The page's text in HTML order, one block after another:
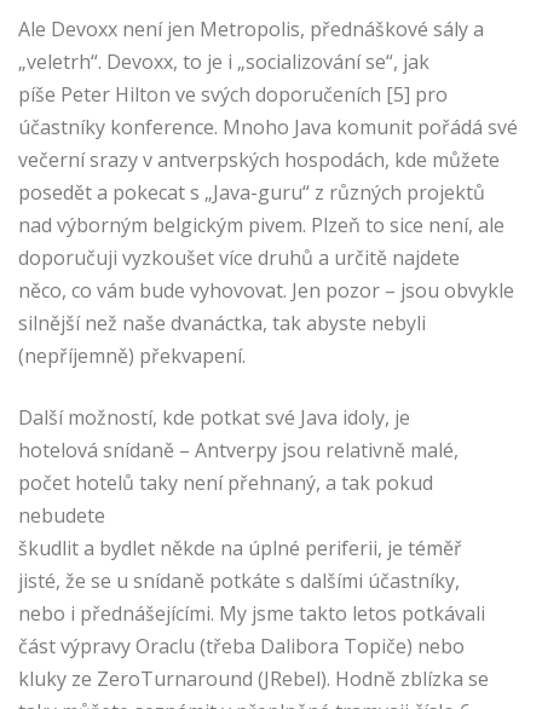
Ale Devoxx není jen Metropolis, přednáškové sály a
„veletrh“. Devoxx, to je i „socializování se“, jak
píše Peter Hilton ve svých doporučeních [5] pro
účastníky konference. Mnoho Java komunit pořádá své
večerní srazy v antverpských hospodách, kde můžete
posedět a pokecat s „Java-guru“ z různých projektů
nad výborným belgickým pivem. Plzeň to sice není, ale
doporučuji vyzkoušet více druhů a určitě najdete
něco, co vám bude vyhovovat. Jen pozor – jsou obvykle
silnější než naše dvanáctka, tak abyste nebyli
(nepříjemně) překvapení.
Další možností, kde potkat své Java idoly, je
hotelová snídaně – Antverpy jsou relativně malé,
počet hotelů taky není přehnaný, a tak pokud
nebudete
škudlit a bydlet někde na úplné periferii, je téměř
jisté, že se u snídaně potkáte s dalšími účastníky,
nebo i přednášejícími. My jsme takto letos potkávali
část výpravy Oraclu (třeba Dalibora Topiče) nebo
kluky ze ZeroTurnaround (JRebel). Hodně zblízka se